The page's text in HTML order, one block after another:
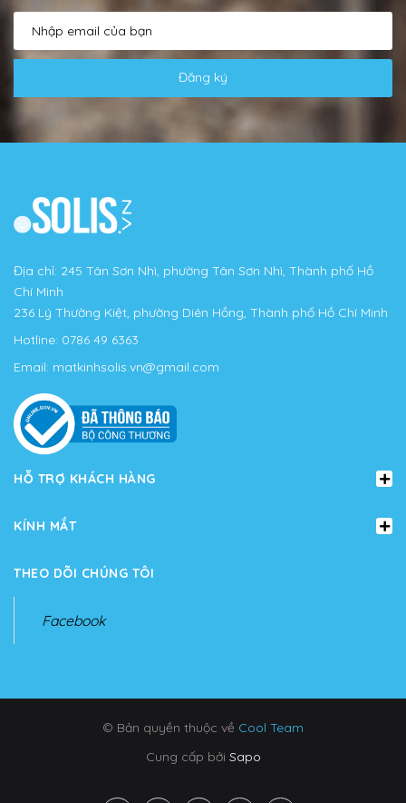
Đăng ký
Địa chỉ: 245 Tân Sơn Nhì, phường Tân Sơn Nhì, Thành phố Hồ
Chí Minh
236 Lý Thường Kiệt, phường Diên Hồng, Thành phố Hồ Chí Minh
Hotline: 0786 49 6363
Email: matkinhsolis.vn@gmail.com
HỖ TRỢ KHÁCH HÀNG
KÍNH MẮT
THEO DÕI CHÚNG TÔI
Facebook
© Bản quyền thuộc về Cool Team
Cung cấp bởi Sapo